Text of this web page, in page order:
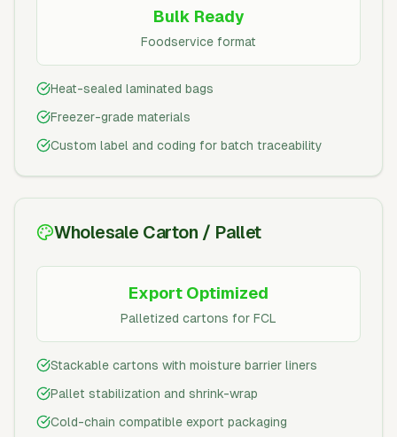
Bulk Ready
Foodservice format
Heat-sealed laminated bags
Freezer-grade materials
Custom label and coding for batch traceability
Wholesale Carton / Pallet
Export Optimized
Palletized cartons for FCL
Stackable cartons with moisture barrier liners
Pallet stabilization and shrink-wrap
Cold-chain compatible export packaging